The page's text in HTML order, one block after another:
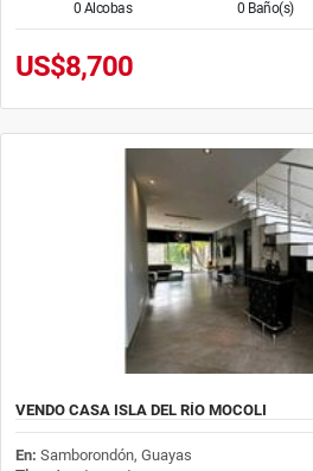
0 Alcobas 0 Baño(s)
US$8,700
VENDO CASA ISLA DEL RÍO MOCOLI
En: Samborondón, Guayas